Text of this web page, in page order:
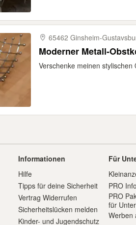
65462 Ginsheim-​
Moderner Metall-
Verschenke meinen
Informationen
Hilfe
Tipps für deine Sicherheit
Vertrag Widerrufen
Sicherheitslücken melden
Kinder- und Jugendschutz
Für
PRO
PRO
für
Werben